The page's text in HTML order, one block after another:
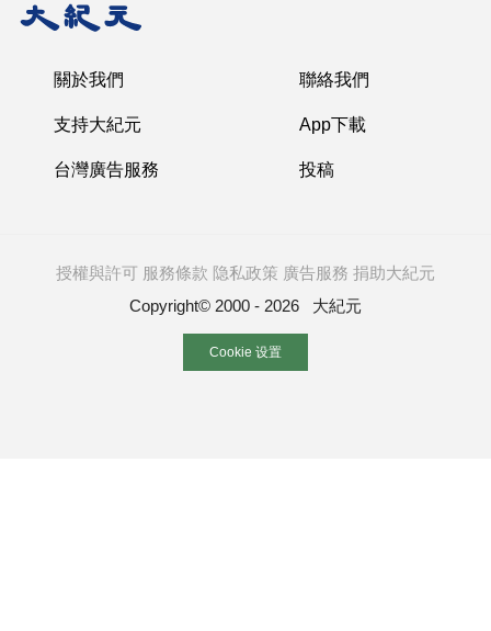
關於我們 聯絡我們
支持大紀元 App下載
台灣廣告服務 投稿
授權與許可 服務條款 隐私政策 廣告服務 捐助大紀元
Copyright© 2000 - 2026 大紀元
Cookie 设置